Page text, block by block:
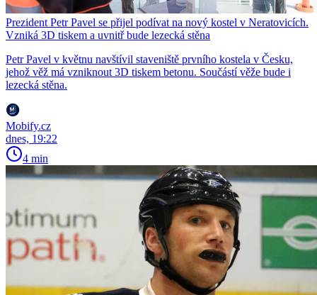
Prezident Petr Pavel se přijel podívat na nový kostel v Neratovicích.
Vzniká 3D tiskem a uvnitř bude lezecká stěna
Petr Pavel v květnu navštívil staveniště prvního kostela v Česku,
jehož věž má vzniknout 3D tiskem betonu. Součástí věže bude i
lezecká stěna.
Mobify.cz
dnes, 19:22
4 min